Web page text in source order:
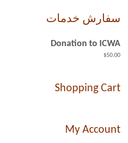
سفارش خدمات
Donation to ICWA
$50.00
Shopping Cart
My Account